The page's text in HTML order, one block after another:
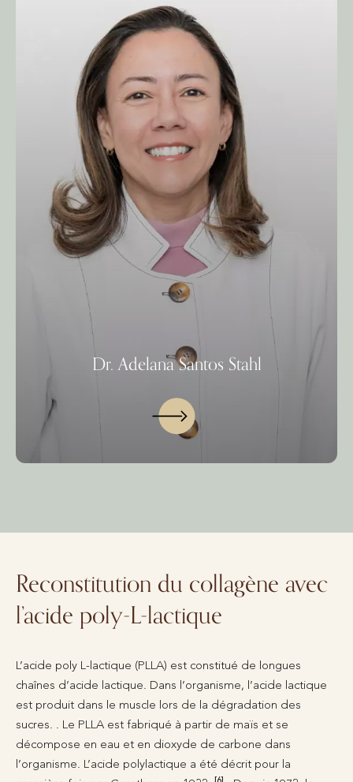
Dr. Adelana Santos Stahl
Reconstitution du collagène avec
l’acide poly-L-lactique
L’acide poly L-lactique (PLLA) est constitué de longues
chaînes d’acide lactique. Dans l’organisme, l’acide lactique
est produit dans le muscle lors de la dégradation des
sucres. . Le PLLA est fabriqué à partir de maïs et se
décompose en eau et en dioxyde de carbone dans
l’organisme. L’acide polylactique a été décrit pour la